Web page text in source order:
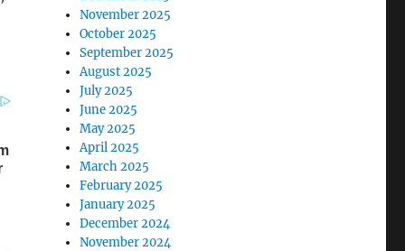
November 2025
October 2025
September 2025
August 2025
July 2025
June 2025
May 2025
April 2025
March 2025
February 2025
January 2025
December 2024
November 2024